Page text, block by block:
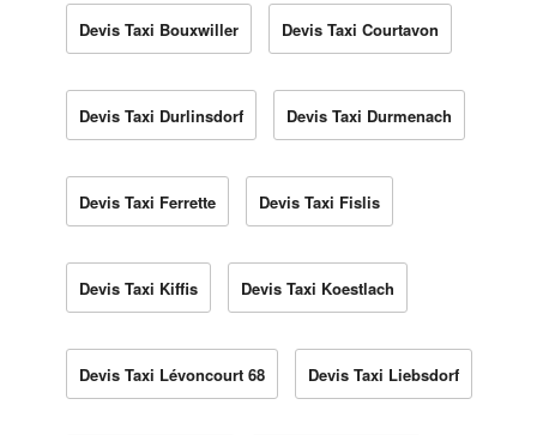
Devis Taxi Bouxwiller Devis Taxi Courtavon
Devis Taxi Durlinsdorf Devis Taxi Durmenach
Devis Taxi Ferrette Devis Taxi Fislis
Devis Taxi Kiffis Devis Taxi Koestlach
Devis Taxi Lévoncourt 68 Devis Taxi Liebsdorf